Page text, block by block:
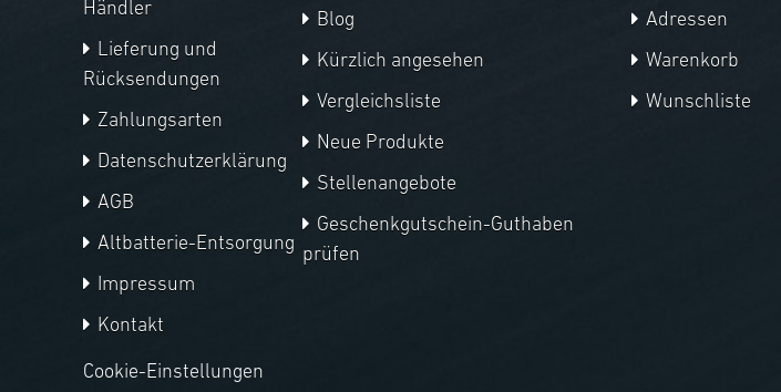
Händler
Lieferung und
Rücksendungen
Zahlungsarten
Datenschutzerklärung
AGB
Altbatterie-Entsorgung
Impressum
Kontakt
Blog
Kürzlich angesehen
Vergleichsliste
Neue Produkte
Stellenangebote
Geschenkgutschein-Guthaben
prüfen
Adressen
Warenkorb
Wunschliste
Cookie-Einstellungen